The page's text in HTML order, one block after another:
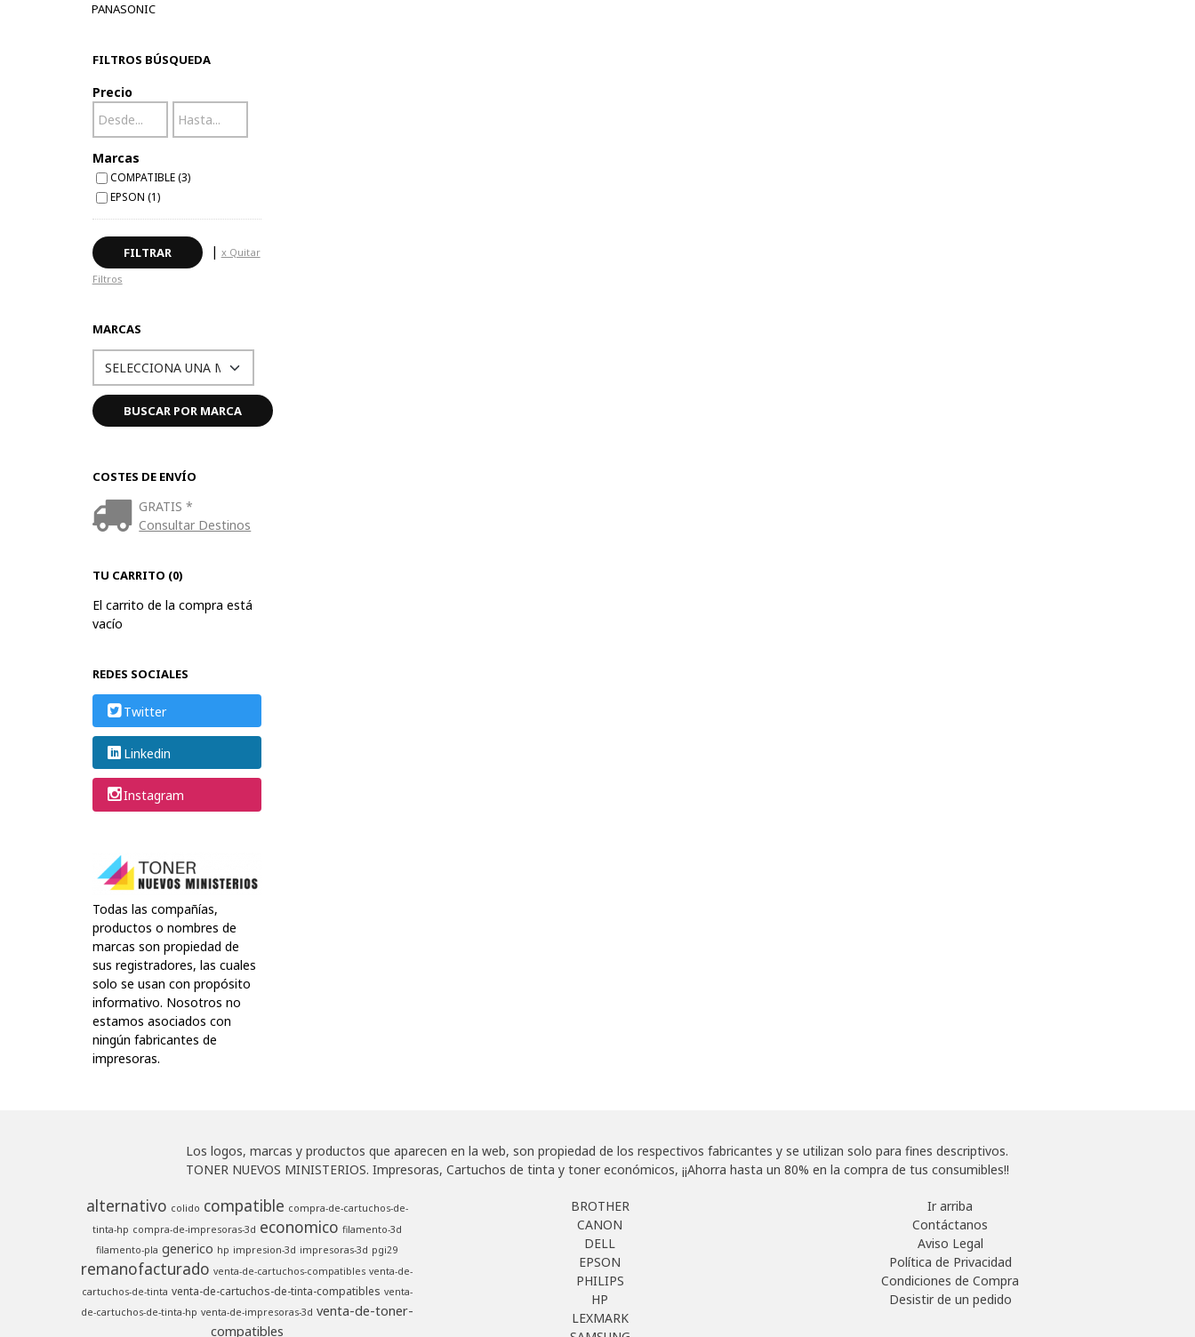
PANASONIC
FILTROS BÚSQUEDA
Precio
Marcas
COMPATIBLE (3)
EPSON (1)
| x Quitar
Filtros
MARCAS
COSTES DE ENVÍO
GRATIS *
Consultar Destinos
TU CARRITO (0)
El carrito de la compra está
vacío
REDES SOCIALES
Twitter
Linkedin
Instagram
Todas las compañías,
productos o nombres de
marcas son propiedad de
sus registradores, las cuales
solo se usan con propósito
informativo. Nosotros no
estamos asociados con
ningún fabricantes de
impresoras.
Los logos, marcas y productos que aparecen en la web, son propiedad de los respectivos fabricantes y se utilizan solo para fines descriptivos.
TONER NUEVOS MINISTERIOS. Impresoras, Cartuchos de tinta y toner económicos, ¡¡Ahorra hasta un 80% en la compra de tus consumibles!!
alternativo colido compatible compra-de-cartuchos-de-
tinta-hp compra-de-impresoras-3d economico filamento-3d
filamento-pla generico hp impresion-3d impresoras-3d pgi29
remanofacturado venta-de-cartuchos-compatibles venta-de-
cartuchos-de-tinta venta-de-cartuchos-de-tinta-compatibles venta-
de-cartuchos-de-tinta-hp venta-de-impresoras-3d venta-de-toner-
compatibles
BROTHER
CANON
DELL
EPSON
PHILIPS
HP
LEXMARK
Ir arriba
Contáctanos
Aviso Legal
Política de Privacidad
Condiciones de Compra
Desistir de un pedido